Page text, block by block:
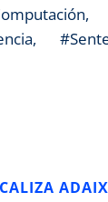
ADAIX